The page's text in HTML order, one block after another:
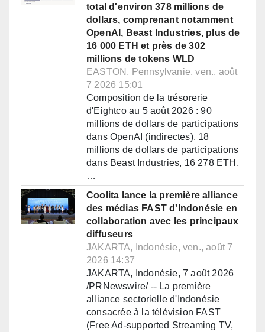
total d'environ 378 millions de
dollars, comprenant notamment
OpenAI, Beast Industries, plus de
16 000 ETH et près de 302
millions de tokens WLD
EASTON, Pennsylvanie, ven., août
7 2026 15:01
Composition de la trésorerie
d'Eightco au 5 août 2026 : 90
millions de dollars de participations
dans OpenAI (indirectes), 18
millions de dollars de participations
dans Beast Industries, 16 278 ETH,
…
Coolita lance la première alliance
des médias FAST d'Indonésie en
collaboration avec les principaux
diffuseurs
JAKARTA, Indonésie, ven., août 7
2026 14:37
JAKARTA, Indonésie, 7 août 2026
/PRNewswire/ -- La première
alliance sectorielle d'Indonésie
consacrée à la télévision FAST
(Free Ad-supported Streaming TV,